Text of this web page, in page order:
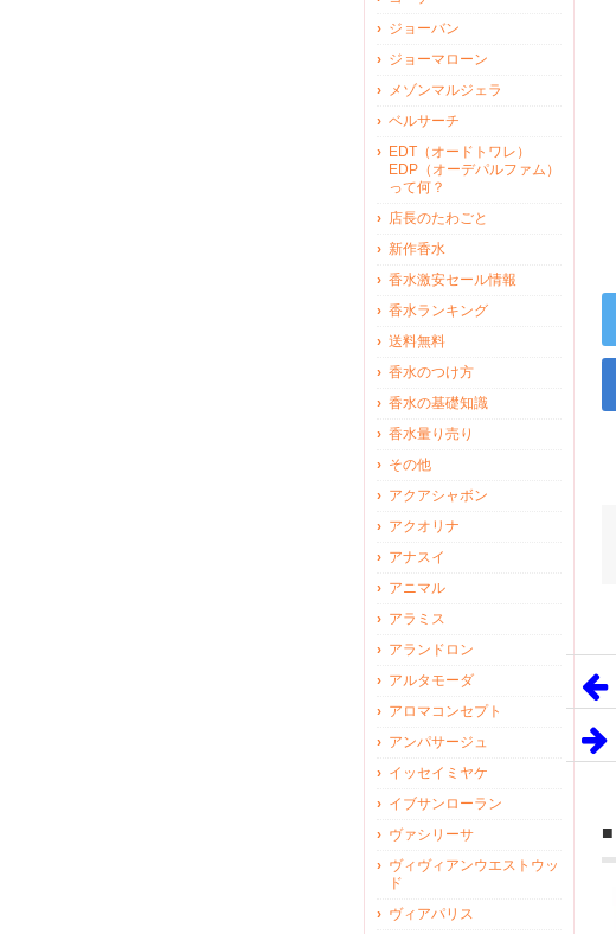
ジョーバン
ジョーマローン
メゾンマルジェラ
ベルサーチ
EDT（オードトワレ）
EDP（オーデパルファム）
って何？
店長のたわごと
新作香水
香水激安セール情報
香水ランキング
送料無料
香水のつけ方
香水の基礎知識
香水量り売り
その他
アクアシャボン
アクオリナ
アナスイ
アニマル
アラミス
アランドロン
アルタモーダ
アロマコンセプト
アンパサージュ
イッセイミヤケ
イブサンローラン
ヴァシリーサ
ヴィヴィアンウエストウッ
ド
ヴィアパリス